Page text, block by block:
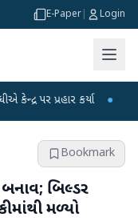
E-Paper Login
કર્યા ● હિંમતનગરમાં
Bookmark
બનાવ; બિલ્ડર
મળ્યો